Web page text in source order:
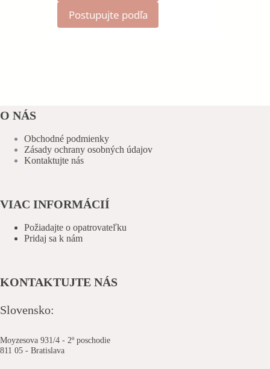
Postupujte podľa
O NÁS
Obchodné podmienky
Zásady ochrany osobných údajov
Kontaktujte nás
VIAC INFORMÁCIÍ
Požiadajte o opatrovateľku
Pridaj sa k nám
KONTAKTUJTE NÁS
Slovensko:
Moyzesova 931/4 - 2º poschodie
811 05 - Bratislava